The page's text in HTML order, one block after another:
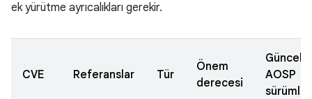
ek yürütme ayrıcalıkları gerekir.
CVE Referanslar Tür
Önem
derecesi
AOSP